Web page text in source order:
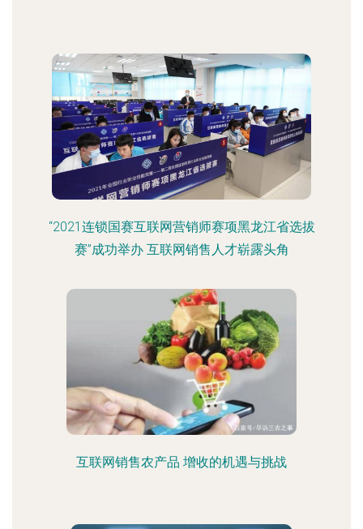
“2021连锁国赛互联网营销师赛项黑龙江省选拔
赛”成功举办 互联网销售人才崭露头角
互联网销售农产品 增收的机遇与挑战